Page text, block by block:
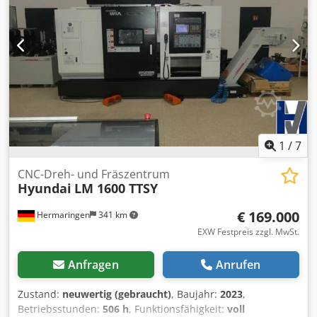
Aluminium 12 Betriebsstunden Maschine 106.367h
Betriebsstunden Laser (Anregung Modul) 73.725h
Betriebsstunden Strahl ein 50.873h Inklusive Absaugung
Depro 6-SPRK Resonator Bylaser 4400 Kühlaggregat WKL
430 Zwischenverkauf , Änderungen und Irttümer
vorbehalten !
1 /7
Hermaringen 341 km
CNC-Dreh- und Fräszentrum
Hyundai LM 1600 TTSY
€ 169.000
EXW Festpreis zzgl. MwSt.
Anfragen Anrufen
Zustand: neuwertig (gebraucht), Baujahr: 2023,
Betriebsstunden: 506 h, Funktionsfähigkeit: voll